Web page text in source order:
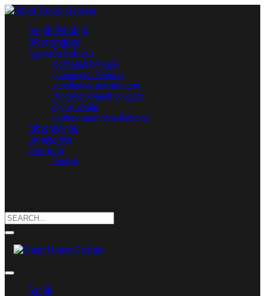
ჩვენს შესახებ
პროდუქცია
ჭკვიანი სახლი
დაშვების სისტემა
განათების მართვა
კლიმატის კონტროლი
უსაფრთხოების სისტემა
მულტირუმი
ფარდა-ჟალუზის მართვა
პროექტები
კონტაქტი
Georgian
English
ჩვენს